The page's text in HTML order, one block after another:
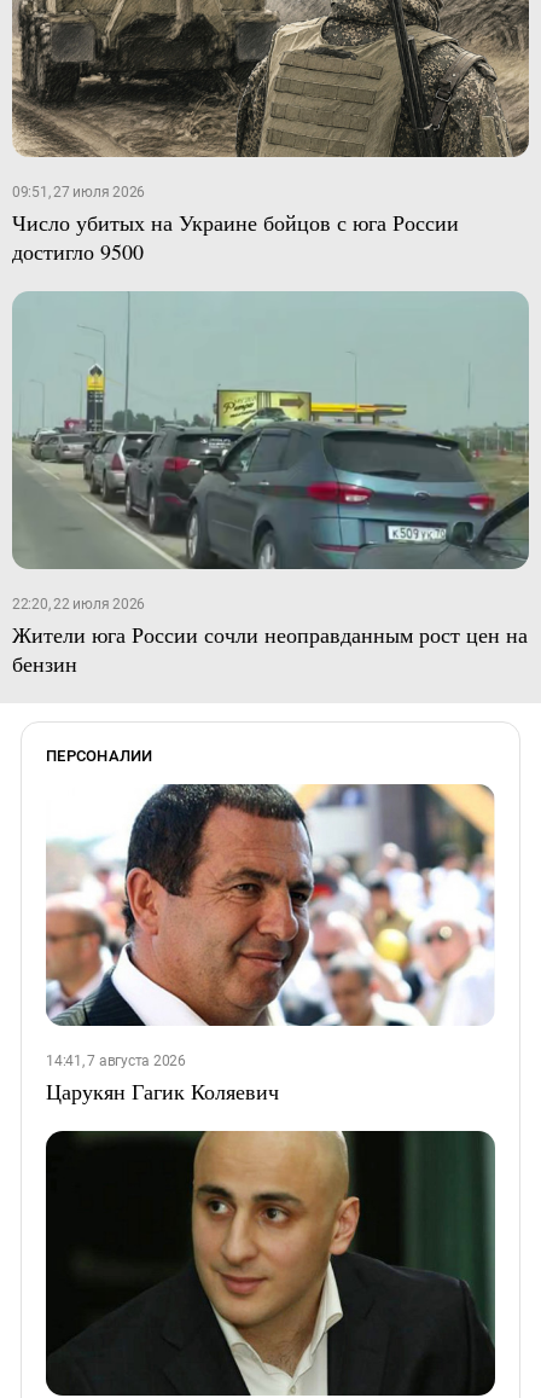
09:51, 27 июля 2026
Число убитых на Украине бойцов с юга России
достигло 9500
22:20, 22 июля 2026
Жители юга России сочли неоправданным рост цен на
бензин
ПЕРСОНАЛИИ
14:41, 7 августа 2026
Царукян Гагик Коляевич